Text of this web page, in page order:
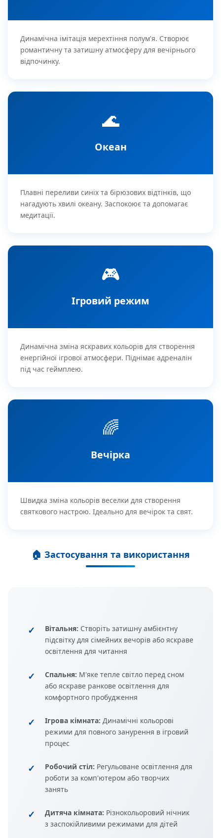
Динамічна імітація мерехтіння полум'я. Створює
романтичну та затишну атмосферу для вечірнього
відпочинку.
🌊
Океан
Плавні переливи синіх та бірюзових відтінків, що
нагадують хвилі океану. Заспокоює та допомагає
медитації.
🎮
Ігровий режим
Динамічна зміна яскравих кольорів для створення
енергійної ігрової атмосфери. Піднімає адреналін
під час геймплею.
🌈
Вечірка
Швидка зміна кольорів веселки для створення
святкового настрою. Ідеально для вечірок та свят.
🏠 Застосування та використання
Вітальня: Створіть затишну амбієнтну
підсвітку для сімейних вечорів або яскраве
освітлення для читання
Спальня: М'яке тепле світло перед сном
або яскраве ранкове освітлення для
комфортного пробудження
Ігрова кімната: Динамічні кольорові
режими для повного занурення в ігровий
процес
Робочий стіл: Регульоване освітлення для
роботи за комп'ютером або творчих
занять
Дитяча кімната: Різнокольоровий нічник
з заспокійливими режимами для дітей